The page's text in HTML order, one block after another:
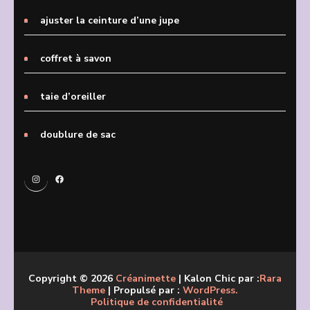
ajuster la ceinture d’une jupe
coffret à savon
taie d’oreiller
doublure de sac
InstagramFacebook
Copyright © 2026 Créanimette | Kalon Chic par :Rara
Theme | Propulsé par : WordPress.
Politique de confidentialité